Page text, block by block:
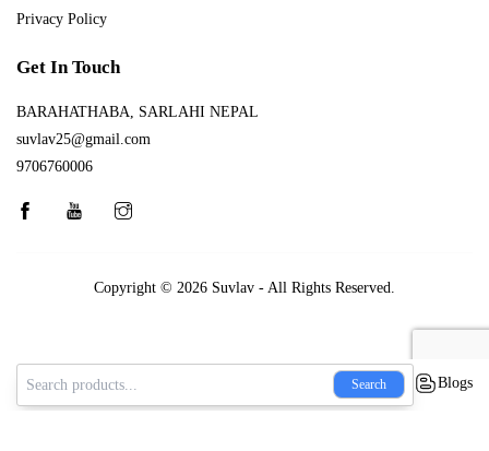
Privacy Policy
Get In Touch
BARAHATHABA, SARLAHI NEPAL
suvlav25@gmail.com
9706760006
Copyright © 2026 Suvlav - All Rights Reserved.
Search Blogs